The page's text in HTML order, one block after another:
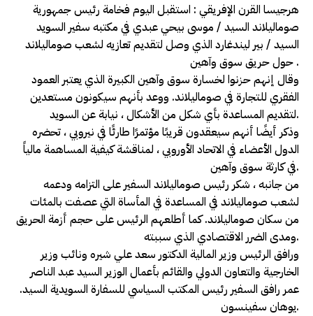
هرجيسا القرن الإفريقي : استقبل اليوم فخامة رئيس جمهورية
صوماليلاند السيد / موسى بيحي عبدي في مكتبه سفير السويد
السيد / بير ليندغارد الذي وصل لتقديم تعازيه لشعب صوماليلاند
حول حريق سوق وآهين .
وقال إنهم حزنوا لخسارة سوق وآهين الكبيرة الذي يعتبر العمود
الفقري للتجارة في صوماليلاند. ووعد بأنهم سيكونون مستعدين
لتقديم المساعدة بأي شكل من الأشكال ، نيابة عن السويد.
وذكر أيضًا أنهم سيعقدون قريبًا مؤتمرًا طارئًا في نيروبي ، تحضره
الدول الأعضاء في الاتحاد الأوروبي ، لمناقشة كيفية المساهمة مالياً
في كارثة سوق وآهين.
من جانبه ، شكر رئيس صوماليلاند السفير على التزامه ودعمه
لشعب صوماليلاند في المساعدة في المأساة التي عصفت بالمئات
من سكان صوماليلاند. كما أطلعهم الرئيس على حجم أزمة الحريق
ومدى الضرر الاقتصادي الذي سببته.
ورافق الرئيس وزير المالية الدكتور سعد علي شيره ونائب وزير
الخارجية والتعاون الدولي والقائم بأعمال الوزير السيد عبد الناصر
عمر رافق السفير رئيس المكتب السياسي للسفارة السويدية السيد.
يوهان سفينسون.